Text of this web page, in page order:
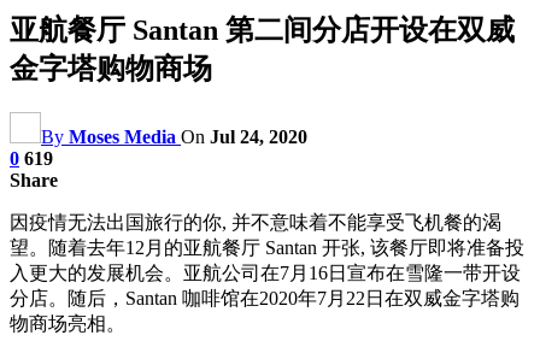
亚航餐厅 Santan 第二间分店开设在双威
金字塔购物商场
By Moses Media On Jul 24, 2020
0 619
Share
因疫情无法出国旅行的你, 并不意味着不能享受飞机餐的渴
望。随着去年12月的亚航餐厅 Santan 开张, 该餐厅即将准备投
入更大的发展机会。亚航公司在7月16日宣布在雪隆一带开设
分店。随后，Santan 咖啡馆在2020年7月22日在双威金字塔购
物商场亮相。